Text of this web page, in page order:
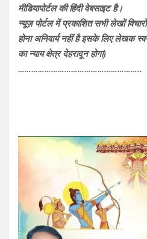
मीडियापोर्टल की हिंदी वेबसाइट है।
न्यूज़ पोर्टल में प्रकाशित सभी लेखों
होना अनिवार्य नहीं है इसके लिए लेखक स्वयं
का न्याय क्षेत्र देहरादून होगा)
………………………………………………..